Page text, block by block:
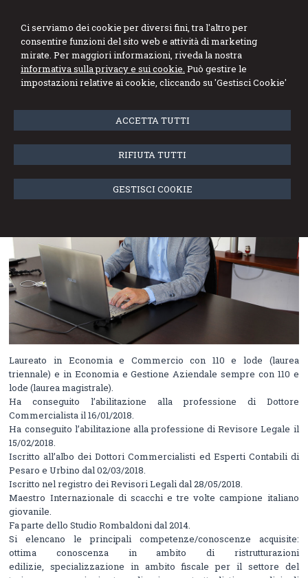
Ci serviamo dei cookie per diversi fini, tra l'altro per
consentire funzioni del sito web e attività di marketing
mirate. Per maggiori informazioni, riveda la nostra
informativa sulla privacy e sui cookie. Può gestire le
impostazioni relative ai cookie, cliccando su 'Gestisci Cookie'
ACCETTA TUTTI
RIFIUTA TUTTI
GESTISCI COOKIE
Menu
Dott. Denis Rombaldoni
Laureato in Economia e Commercio con 110 e lode (laurea
triennale) e in Economia e Gestione Aziendale sempre con 110 e
lode (laurea magistrale).
Ha conseguito l’abilitazione alla professione di Dottore
Commercialista il 16/01/2018.
Ha conseguito l’abilitazione alla professione di Revisore Legale il
15/02/2018.
Iscritto all’albo dei Dottori Commercialisti ed Esperti Contabili di
Pesaro e Urbino dal 02/03/2018.
Iscritto nel registro dei Revisori Legali dal 28/05/2018.
Maestro Internazionale di scacchi e tre volte campione italiano
giovanile.
Fa parte dello Studio Rombaldoni dal 2014.
Si elencano le principali competenze/conoscenze acquisite:
ottima conoscenza in ambito di ristrutturazioni
edilizie, specializzazione in ambito fiscale per il settore del